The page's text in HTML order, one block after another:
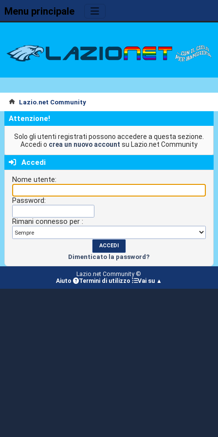
Menu principale
Lazio.net Community
Attenzione!
Solo gli utenti registrati possono accedere a questa sezione.
Accedi o crea un nuovo account su Lazio.net Community
Accedi
Nome utente:
Password:
Rimani connesso per :
Dimenticato la password?
Lazio.net Community ©
Aiuto
Termini di utilizzo Vai su ▲